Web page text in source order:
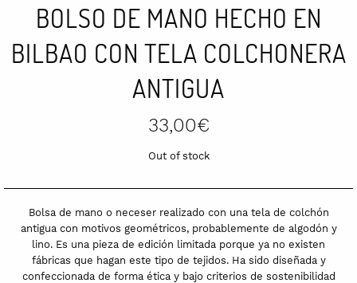
BOLSO DE MANO HECHO EN
BILBAO CON TELA COLCHONERA
ANTIGUA
33,00€
Out of stock
Bolsa de mano o neceser realizado con una tela de colchón
antigua con motivos geométricos, probablemente de algodón y
lino. Es una pieza de edición limitada porque ya no existen
fábricas que hagan este tipo de tejidos. Ha sido diseñada y
confeccionada de forma ética y bajo criterios de sostenibilidad